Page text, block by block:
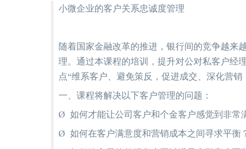
小微企业的客户关系忠诚度管理
随着国家金融改革的推进，银行间的竞争越来
理。通过本课程的培训，提升对公对私客户经
点“维系客户、避免策反，促进成交、深化营销
一、课程将解决以下客户管理的问题：
Ø 如何才能让公司客户和个金客户感觉到非常
Ø 如何在客户满意度和营销成本之间寻求平衡